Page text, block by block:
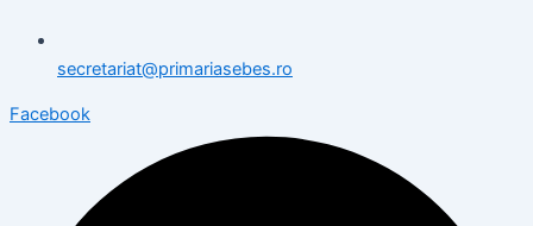
secretariat@primariasebes.ro
Facebook